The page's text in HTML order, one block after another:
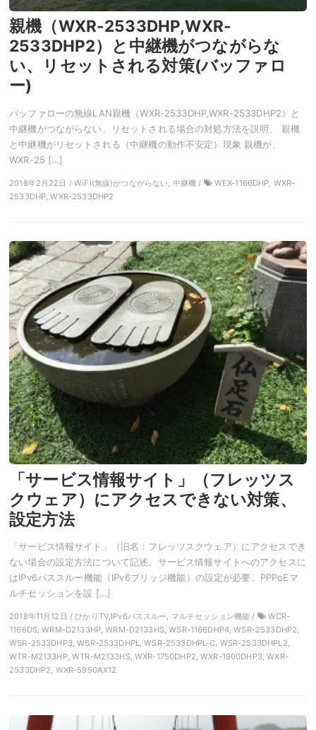
親機（WXR-2533DHP,WXR-
2533DHP2）と中継機がつながらな
い、リセットされる対策(バッファロ
ー)
バッファローの無線LAN親機（WXR-2533DHP,WXR-2533DHP2）と
中継機がつながらない、リセットされる場合の対処方法を説明。 親機
と中継機がリセットされる（中継機の動作不安定）現象 親機が、
WXR-25 […]
2018年2月22日 / WiFi(無線)がつながらない, 中継機 /
WEX-1166DHP, WXR-
2533DHP, WXR-2533DHP2
「サービス情報サイト」（フレッツス
クウェア）にアクセスできない対策、
設定方法
「サービス情報サイト」（旧名：フレッツスクウェア）にアクセスでき
ない場合の設定方法について記述。サービス情報サイトへのアクセスに
はIPv6パススルー機能（IPv6ブリッジ機能）の設定が必要。PPPoEマ
ルチセッションを設 […]
2018年11月12日 / ひかりTV,IPv6パススルー, マルチセッション機能 /
WCR-
1166DS, WRM-D2133HP, WRM-D2133HS, WSR-1166DHP4, WSR-2533DHP2,
WSR-2533DHP3, WSR-2533DHPL, WSR-2533DHPL-C, WSR-2533DHPL2,
WTR-M2133HP, WTR-M2133HS, WXR-1750DHP2, WXR-1900DHP3, WXR-
2533DHP2, WXR-5950AX12